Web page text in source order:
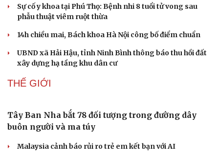
XÃ HỘI
Thêm 18 hài cốt liệt sĩ được quy tập tại Công viên
Lê Thị Riêng
Ca nô chở khách tái diễn cảnh bát nháo trên biển Sầm
Sự cố y khoa tại Phú Thọ: Bệnh nhi 8 tuổi tử vong sau
phẫu thuật viêm ruột thừa